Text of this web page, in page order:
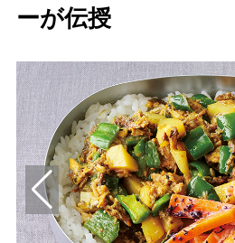
ーが伝授